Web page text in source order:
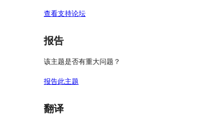
查看支持论坛
报告
该主题是否有重大问题？
报告此主题
翻译